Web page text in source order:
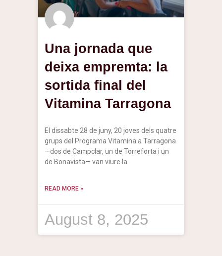
Una jornada que
deixa empremta: la
sortida final del
Vitamina Tarragona
El dissabte 28 de juny, 20 joves dels quatre
grups del Programa Vitamina a Tarragona
—dos de Campclar, un de Torreforta i un
de Bonavista— van viure la
READ MORE »
August 8, 2025